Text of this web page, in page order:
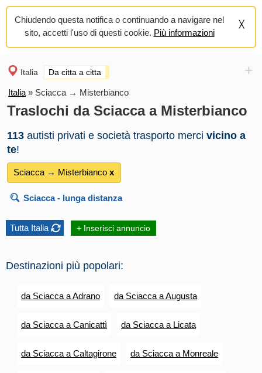
Chiudendo questa notifica o continuando a navigare nel
sito, accetti l'uso di questi cookie. Più informazioni
Italia Da citta a citta +
Italia » Sciacca → Misterbianco
Traslochi da Sciacca a Misterbianco
113 autisti privati e società trasporto merci vicino a
te!
Sciacca → Misterbianco х
Sciacca- lunga distanza
Tutta Italia + Inserisci annuncio
Destinazioni più popolari:
da Sciacca a Adrano da Sciacca a Augusta
da Sciacca a Canicattì da Sciacca a Licata
da Sciacca a Caltagirone da Sciacca a Monreale